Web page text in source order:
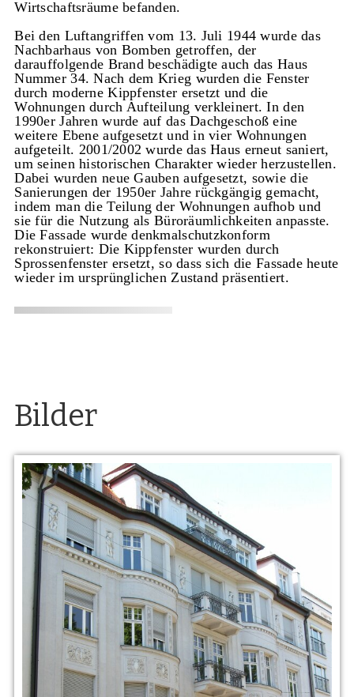
Wirtschaftsräume befanden.
Bei den Luftangriffen vom 13. Juli 1944 wurde das
Nachbarhaus von Bomben getroffen, der
darauffolgende Brand beschädigte auch das Haus
Nummer 34. Nach dem Krieg wurden die Fenster
durch moderne Kippfenster ersetzt und die
Wohnungen durch Aufteilung verkleinert. In den
1990er Jahren wurde auf das Dachgeschoß eine
weitere Ebene aufgesetzt und in vier Wohnungen
aufgeteilt. 2001/2002 wurde das Haus erneut saniert,
um seinen historischen Charakter wieder herzustellen.
Dabei wurden neue Gauben aufgesetzt, sowie die
Sanierungen der 1950er Jahre rückgängig gemacht,
indem man die Teilung der Wohnungen aufhob und
sie für die Nutzung als Büroräumlichkeiten anpasste.
Die Fassade wurde denkmalschutzkonform
rekonstruiert: Die Kippfenster wurden durch
Sprossenfenster ersetzt, so dass sich die Fassade heute
wieder im ursprünglichen Zustand präsentiert.
Bilder